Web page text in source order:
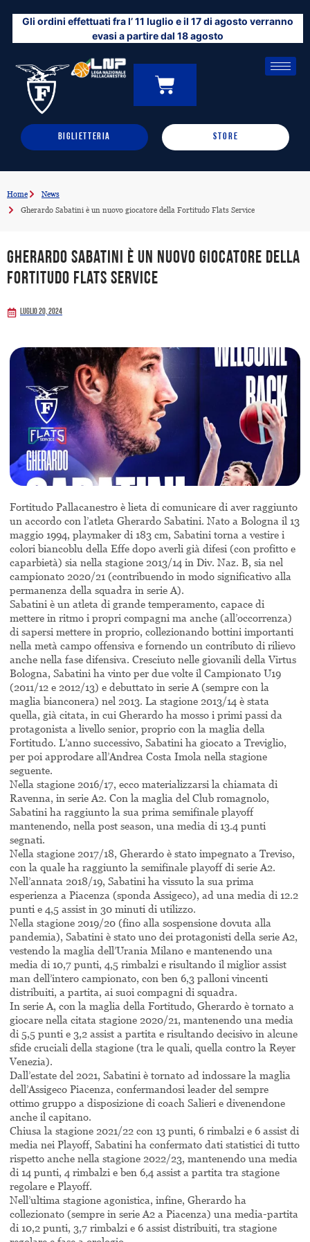
contenuto
Gli ordini effettuati fra l’ 11 luglio e il 17 di agosto verranno
evasi a partire dal 18 agosto
0
CARRELLO
BIGLIETTERIA STORE
Home
News
Gherardo Sabatini è un nuovo giocatore della Fortitudo Flats Service
Gherardo Sabatini è un nuovo giocatore della
Fortitudo Flats Service
Luglio 20, 2024
Fortitudo Pallacanestro è lieta di comunicare di aver raggiunto
un accordo con l’atleta Gherardo Sabatini. Nato a Bologna il 13
maggio 1994, playmaker di 183 cm, Sabatini torna a vestire i
colori biancoblu della Effe dopo averli già difesi (con profitto e
caparbietà) sia nella stagione 2013/14 in Div. Naz. B, sia nel
campionato 2020/21 (contribuendo in modo significativo alla
permanenza della squadra in serie A).
Sabatini è un atleta di grande temperamento, capace di
mettere in ritmo i propri compagni ma anche (all’occorrenza)
di sapersi mettere in proprio, collezionando bottini importanti
nella metà campo offensiva e fornendo un contributo di rilievo
anche nella fase difensiva. Cresciuto nelle giovanili della Virtus
Bologna, Sabatini ha vinto per due volte il Campionato U19
(2011/12 e 2012/13) e debuttato in serie A (sempre con la
maglia bianconera) nel 2013. La stagione 2013/14 è stata
quella, già citata, in cui Gherardo ha mosso i primi passi da
protagonista a livello senior, proprio con la maglia della
Fortitudo. L’anno successivo, Sabatini ha giocato a Treviglio,
per poi approdare all’Andrea Costa Imola nella stagione
seguente.
Nella stagione 2016/17, ecco materializzarsi la chiamata di
Ravenna, in serie A2. Con la maglia del Club romagnolo,
Sabatini ha raggiunto la sua prima semifinale playoff
mantenendo, nella post season, una media di 13.4 punti
segnati.
Nella stagione 2017/18, Gherardo è stato impegnato a Treviso,
con la quale ha raggiunto la semifinale playoff di serie A2.
Nell’annata 2018/19, Sabatini ha vissuto la sua prima
esperienza a Piacenza (sponda Assigeco), ad una media di 12.2
punti e 4,5 assist in 30 minuti di utilizzo.
Nella stagione 2019/20 (fino alla sospensione dovuta alla
pandemia), Sabatini è stato uno dei protagonisti della serie A2,
vestendo la maglia dell’Urania Milano e mantenendo una
media di 10,7 punti, 4,5 rimbalzi e risultando il miglior assist
man dell’intero campionato, con ben 6,3 palloni vincenti
distribuiti, a partita, ai suoi compagni di squadra.
In serie A, con la maglia della Fortitudo, Gherardo è tornato a
giocare nella citata stagione 2020/21, mantenendo una media
di 5,5 punti e 3,2 assist a partita e risultando decisivo in alcune
sfide cruciali della stagione (tra le quali, quella contro la Reyer
Venezia).
Dall’estate del 2021, Sabatini è tornato ad indossare la maglia
dell’Assigeco Piacenza, confermandosi leader del sempre
ottimo gruppo a disposizione di coach Salieri e divenendone
anche il capitano.
Chiusa la stagione 2021/22 con 13 punti, 6 rimbalzi e 6 assist di
media nei Playoff, Sabatini ha confermato dati statistici di tutto
rispetto anche nella stagione 2022/23, mantenendo una media
di 14 punti, 4 rimbalzi e ben 6,4 assist a partita tra stagione
regolare e Playoff.
Nell’ultima stagione agonistica, infine, Gherardo ha
collezionato (sempre in serie A2 a Piacenza) una media-partita
di 10,2 punti, 3,7 rimbalzi e 6 assist distribuiti, tra stagione